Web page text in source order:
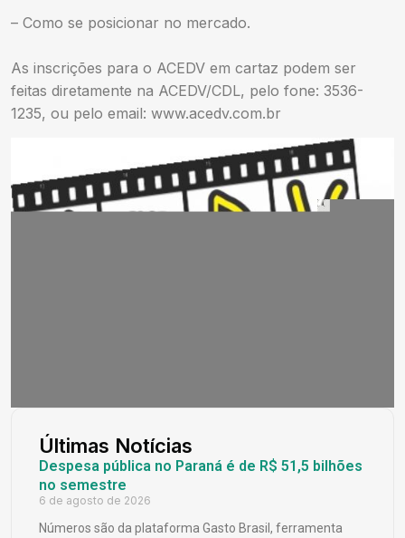
– Como se posicionar no mercado.
As inscrições para o ACEDV em cartaz podem ser
feitas diretamente na ACEDV/CDL, pelo fone: 3536-
1235, ou pelo email: www.acedv.com.br
Últimas Notícias
Despesa pública no Paraná é de R$ 51,5 bilhões
no semestre
6 de agosto de 2026
Números são da plataforma Gasto Brasil, ferramenta